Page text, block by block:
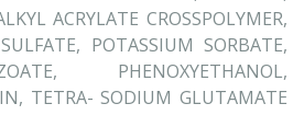
ACRYLATE CROSSPOLYMER,
POTASSIUM SORBATE,
PHENOXYETHANOL,
TETRA- SODIUM GLUTAMATE